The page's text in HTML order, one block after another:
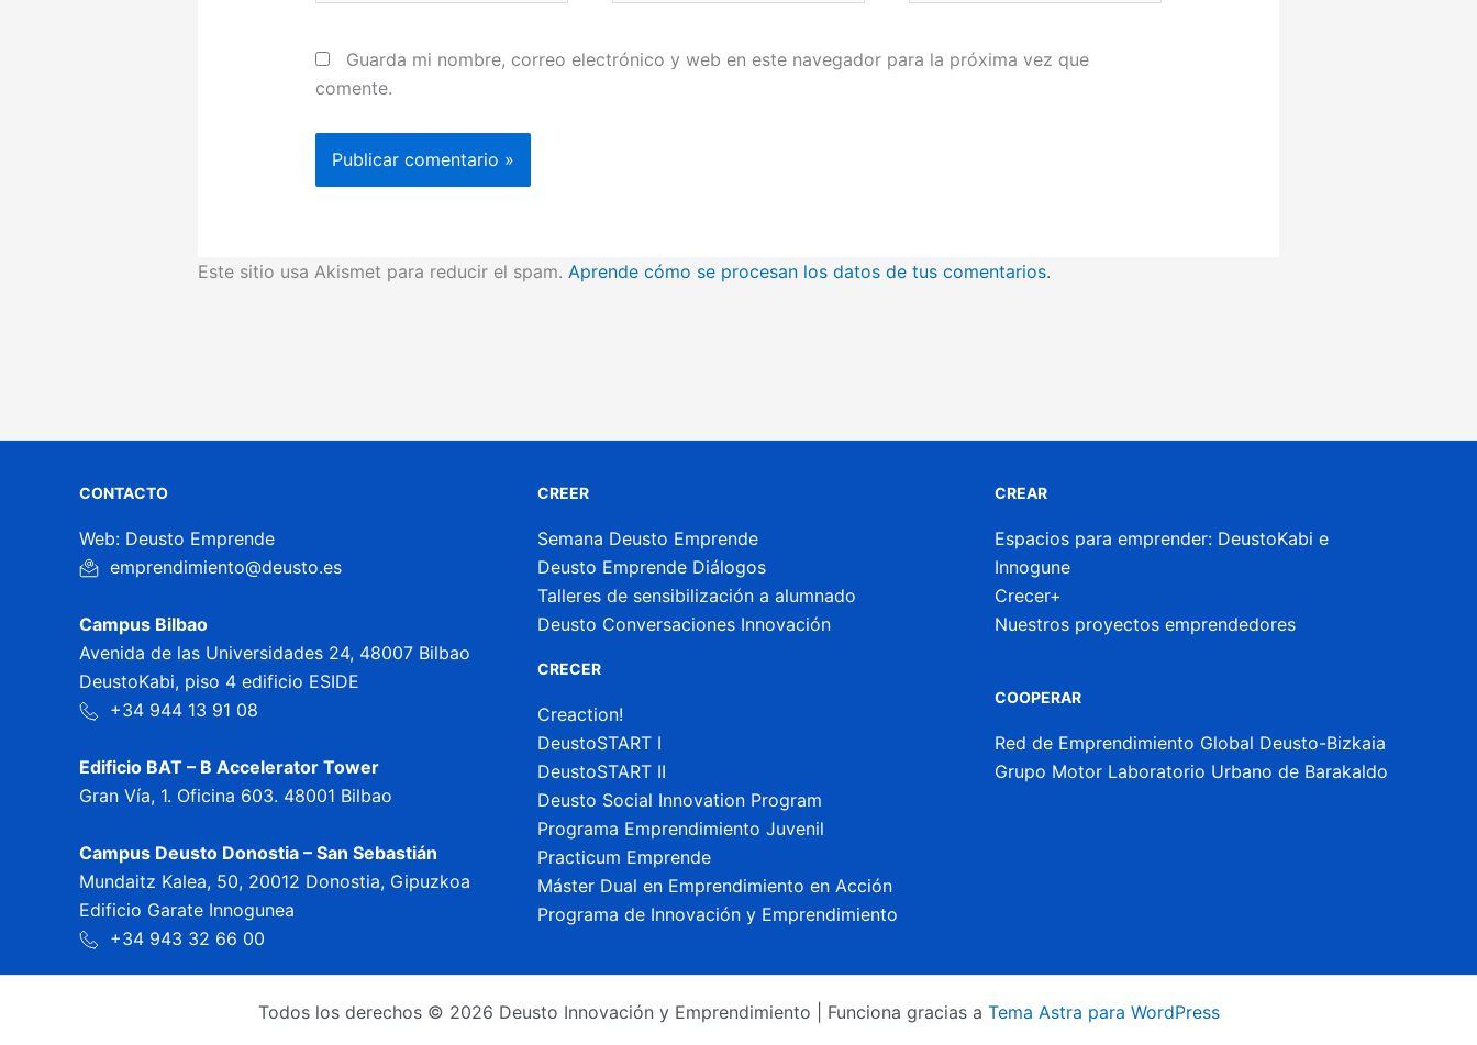
Guarda mi nombre, correo electrónico y web en este navegador para la próxima vez que
comente.
Este sitio usa Akismet para reducir el spam. Aprende cómo se procesan los datos de tus comentarios.
CONTACTO
Web: Deusto Emprende
emprendimiento@deusto.es
Campus Bilbao
Avenida de las Universidades 24, 48007 Bilbao
DeustoKabi, piso 4 edificio ESIDE
+34 944 13 91 08
Edificio BAT – B Accelerator Tower
Gran Vía, 1. Oficina 603. 48001 Bilbao
Campus Deusto Donostia – San Sebastián
Mundaitz Kalea, 50, 20012 Donostia, Gipuzkoa
Edificio Garate Innogunea
+34 943 32 66 00
CREER
Semana Deusto Emprende
Deusto Emprende Diálogos
Talleres de sensibilización a alumnado
Deusto Conversaciones Innovación
CRECER
Creaction!
DeustoSTART I
DeustoSTART II
Deusto Social Innovation Program
Programa Emprendimiento Juvenil
Practicum Emprende
Máster Dual en Emprendimiento en Acción
Programa de Innovación y Emprendimiento
CREAR
Espacios para emprender: DeustoKabi e
Innogune
Crecer+
Nuestros proyectos emprendedores
COOPERAR
Red de Emprendimiento Global Deusto-Bizkaia
Grupo Motor Laboratorio Urbano de Barakaldo
Todos los derechos © 2026 Deusto Innovación y Emprendimiento | Funciona gracias a Tema Astra para WordPress